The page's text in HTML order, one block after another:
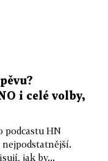
i celé volby,
HN
jak by...